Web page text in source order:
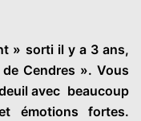
» sorti il y a 3 ans,
Cendres ». Vous
avec beaucoup
émotions fortes.